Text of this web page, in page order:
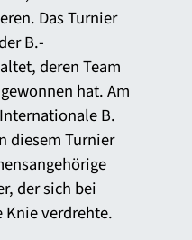
Das Turnier
B.-
deren Team
hat. Am
B.
diesem Turnier
der sich bei
Knie verdrehte.